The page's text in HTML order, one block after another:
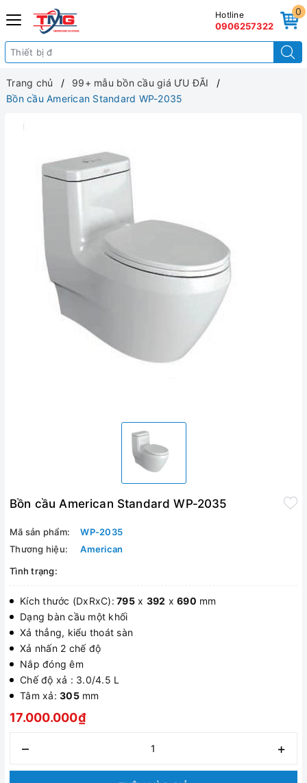
0
Hotline
0906257322
Trang chủ
99+ mẫu bồn cầu giá ƯU ĐÃI
Bồn cầu American Standard WP-2035
Bồn cầu American Standard WP-2035
Mã sản phẩm:
WP-2035
Thương hiệu:
American
Tình trạng:
Kích thước (DxRxC): 795x 392 x 690 mm
Dạng bàn cầu một khối
Xả thẳng, kiểu thoát sàn
Xả nhấn 2 chế độ
Nắp đóng êm
Chế độ xả : 3.0/4.5 L
Tâm xả: 305mm
17.000.000₫
– +